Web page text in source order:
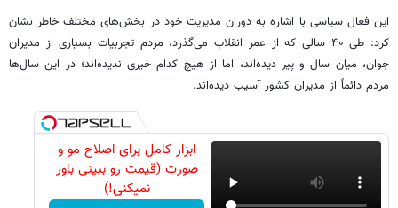
این فعال سیاسی با اشاره به دوران مدیریت خود در بخش‌های مختلف خاطر نشان
کرد: طی ۴۰ سالی که از عمر انقلاب می‌گذرد، مردم تجربیات بسیاری از مدیران
جوان، میان سال و پیر دیده‌اند، اما از هیچ کدام خیری ندیده‌اند؛ در این سال‌ها
مردم دائماً از مدیران کشور آسیب دیده‌اند.
ابزار کامل برای اصلاح مو و
صورت (قیمت رو ببینی باور
نمیکنی!)